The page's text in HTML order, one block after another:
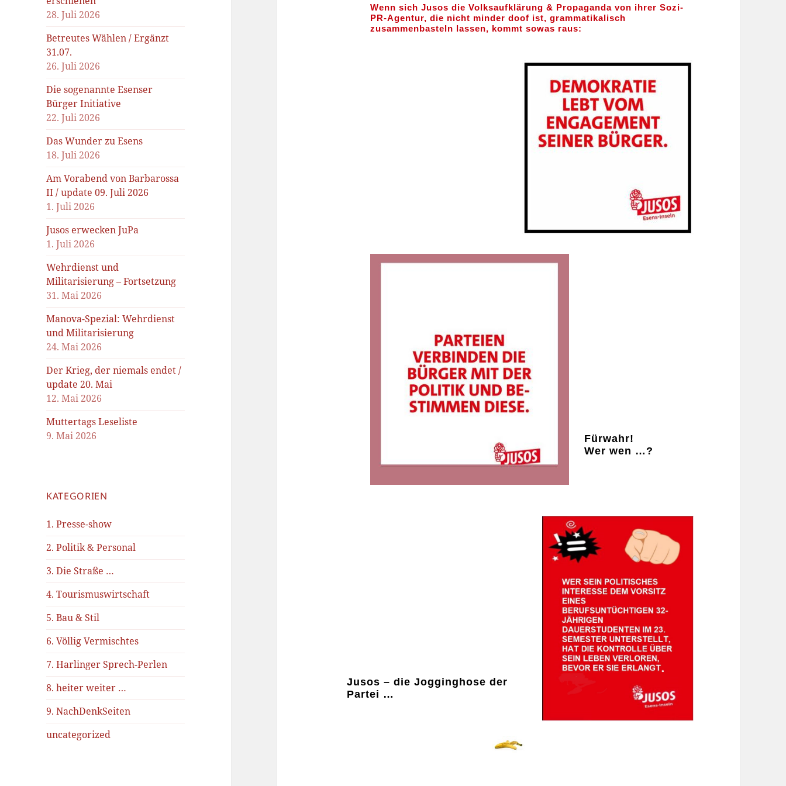
28. Juli 2026
Betreutes Wählen / Ergänzt
31.07.
26. Juli 2026
Die sogenannte Esenser
Bürger Initiative
22. Juli 2026
Das Wunder zu Esens
18. Juli 2026
Am Vorabend von Barbarossa
II / update 09. Juli 2026
1. Juli 2026
Jusos erwecken JuPa
1. Juli 2026
Wehrdienst und
Militarisierung – Fortsetzung
31. Mai 2026
Manova-Spezial: Wehrdienst
und Militarisierung
24. Mai 2026
Der Krieg, der niemals endet /
update 20. Mai
12. Mai 2026
Muttertags Leseliste
9. Mai 2026
KATEGORIEN
1. Presse-show
2. Politik & Personal
3. Die Straße …
4. Tourismuswirtschaft
5. Bau & Stil
6. Völlig Vermischtes
7. Harlinger Sprech-Perlen
8. heiter weiter …
9. NachDenkSeiten
uncategorized
Wenn sich Jusos die Volksaufklärung & Propaganda von ihrer Sozi-
PR-Agentur, die nicht minder doof ist, grammatikalisch
zusammenbasteln lassen, kommt sowas raus:
Fürwahr!
Wer wen …?
Jusos – die Jogginghose der
Partei …